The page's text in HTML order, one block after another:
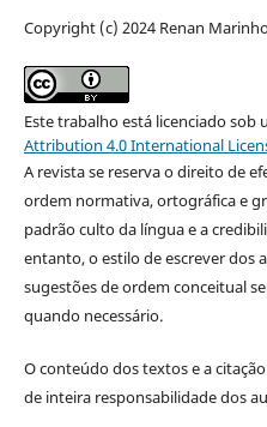
Copyright (c) 2024 Renan
Este trabalho está licenciado sob
Attribution 4.0 International
A revista se reserva o direito de
ordem normativa, ortográfica e
padrão culto da língua e a
entanto, o estilo de escrever dos
sugestões de ordem conceitual
quando necessário.
O conteúdo dos textos e a
de inteira responsabilidade dos